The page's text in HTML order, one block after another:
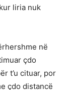
liria nuk
në
çdo
t’u cituar, por
çdo distancë